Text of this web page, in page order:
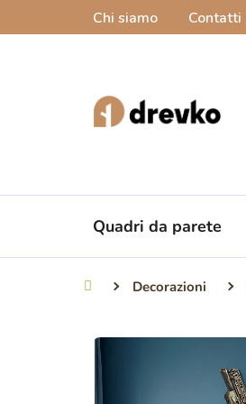
Chi siamo Contatti
Quadri da parete
Casa Decorazioni